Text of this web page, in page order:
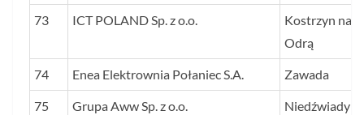
73 ICT POLAND Sp. z o.o.
Kostrzyn nad
Odrą
74 Enea Elektrownia Połaniec S.A. Zawada
75 Grupa Aww Sp. z o.o. Niedźwiady